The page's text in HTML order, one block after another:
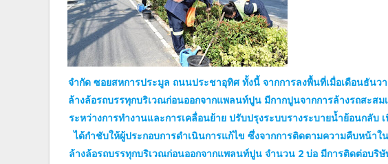
จำกัด ซอยสหการประมูล ถนนประชาอุทิศ ทั้งนี้ จากการลงพื้นที่เมื่อเดือนธัน
ล้างล้อรถบรรทุกบริเวณก่อนออกจากแพลนท์ปูน มีกากปูนจากการล้างรถสะส
ระหว่างการทำงานและการเคลื่อนย้าย ปรับปรุงระบบรางระบายน้ำย้อนกลับ
ได้กำชับให้ผู้ประกอบการดำเนินการแก้ไข ซึ่งจากการติดตามความคืบหน้า
ล้างล้อรถบรรทุกบริเวณก่อนออกจากแพลนท์ปูน จำนวน 2 บ่อ มีการติดต่อบริ